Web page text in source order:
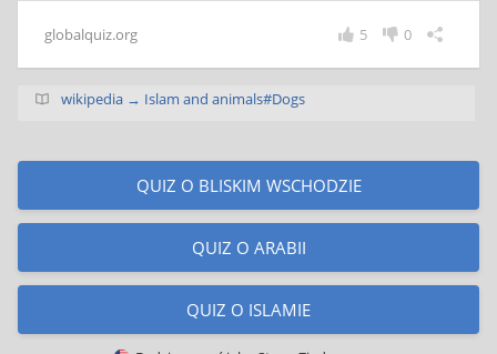
globalquiz.org 0
5
wikipedia → Islam and animals#Dogs
QUIZ O BLISKIM WSCHODZIE
QUIZ O ARABII
QUIZ O ISLAMIE